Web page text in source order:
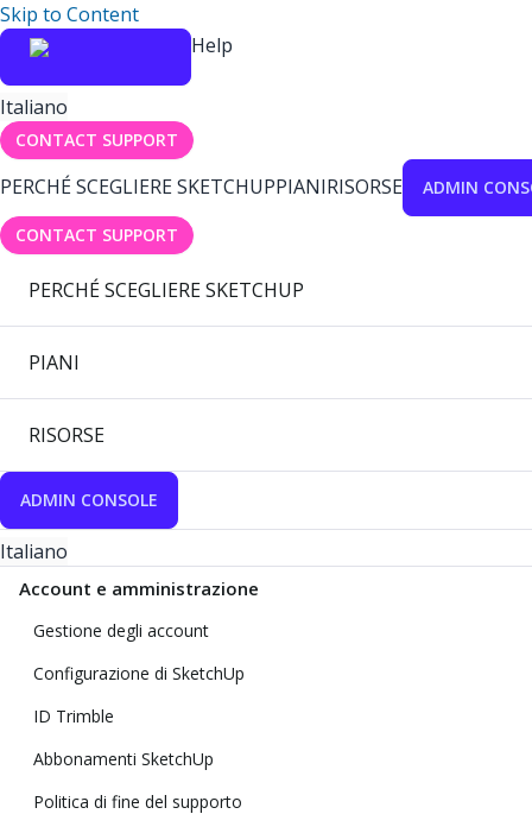
Skip to Content
Help
Italiano
CONTACT SUPPORT
PERCHÉ SCEGLIERE SKETCHUPPIANIRISORSE ADMIN
CONTACT SUPPORT
PERCHÉ SCEGLIERE SKETCHUP
PIANI
RISORSE
ADMIN CONSOLE
Italiano
Account e amministrazione
Gestione degli account
Configurazione di SketchUp
ID Trimble
Abbonamenti SketchUp
Politica di fine del supporto